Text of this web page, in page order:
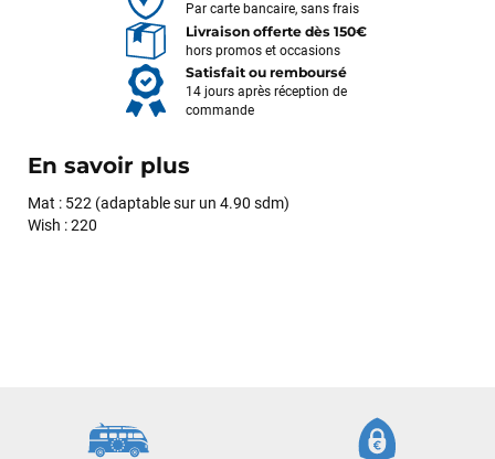
Par carte bancaire, sans frais
Livraison offerte dès 150€
hors promos et occasions
Satisfait ou remboursé
14 jours après réception de
commande
En savoir plus
Mat : 522 (adaptable sur un 4.90 sdm)
Wish : 220
avec moi les caractéristiques des équipements, me conseiller
sur le matériel à choisir, et m’a même offert du matériel en